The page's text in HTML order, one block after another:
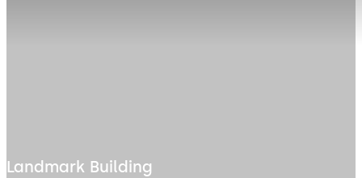
Landmark Building